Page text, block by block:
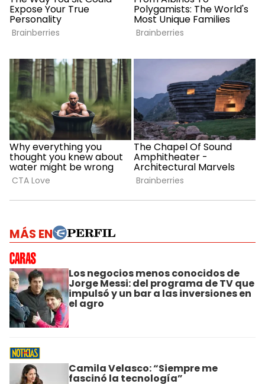
MÁS EN
Los negocios menos conocidos de
Jorge Messi: del programa de TV que
impulsó y un bar a las inversiones en
el agro
Camila Velasco: “Siempre me
fascinó la tecnología”